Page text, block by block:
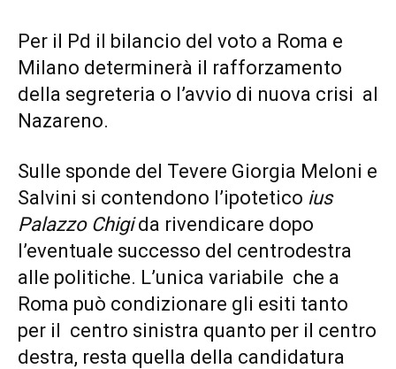
Per il Pd il bilancio del voto a Roma e
Milano determinerà il rafforzamento
della segreteria o l’avvio di nuova crisi al
Nazareno.
Sulle sponde del Tevere Giorgia Meloni e
Salvini si contendono l’ipotetico ius
Palazzo Chigida rivendicare dopo
l’eventuale successo del centrodestra
alle politiche. L’unica variabile che a
Roma può condizionare gli esiti tanto
per il centro sinistra quanto per il centro
destra, resta quella della candidatura